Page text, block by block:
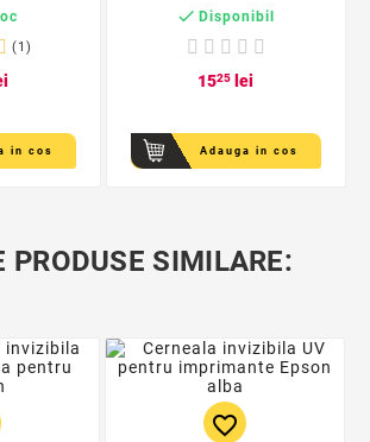
(1)
in cos
 Disponibil
1525 lei
Adauga in cos
PRODUSE SIMILARE:
favorite_border